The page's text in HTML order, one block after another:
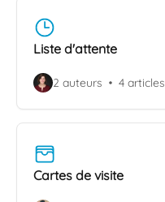
Liste d'attente
2 auteurs 4 articles
Cartes de visite